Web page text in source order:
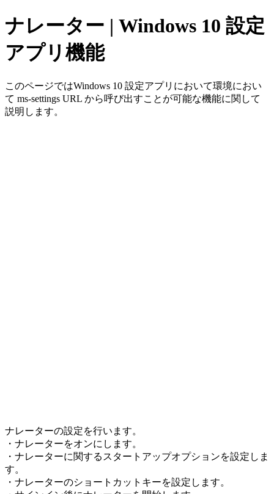
ナレーター | Windows 10 設定
アプリ機能
このページではWindows 10 設定アプリにおいて環境におい
て ms-settings URL から呼び出すことが可能な機能に関して
説明します。
ナレーターの設定を行います。
・ナレーターをオンにします。
・ナレーターに関するスタートアップオプションを設定しま
す。
・ナレーターのショートカットキーを設定します。